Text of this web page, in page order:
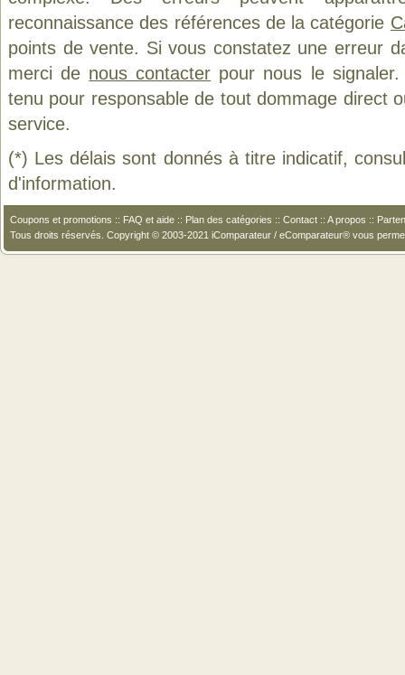
reconnaissance des références de la catégorie
points de vente. Si vous constatez une erreur
merci de nous contacter pour nous le
tenu pour responsable de tout dommage direct
service.
(*) Les délais sont donnés à titre indicatif,
d'information.
Coupons et promotions :: FAQ et aide :: Plan des catégories :: Contact :: A propos ::
Tous droits réservés. Copyright © 2003-2021 iComparateur / eComparateur® vous